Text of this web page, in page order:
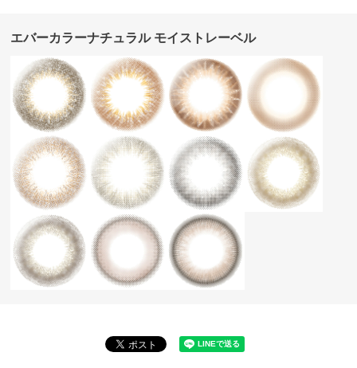
エバーカラーナチュラル モイストレーベル